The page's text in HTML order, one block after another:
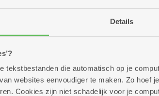
Details
tekstbestanden die automatisch op je
websites eenvoudiger te maken. Zo hoef
Cookies zijn niet schadelijk voor je
persoonlijk te helpen met al jouw
informeren over alle
verder!